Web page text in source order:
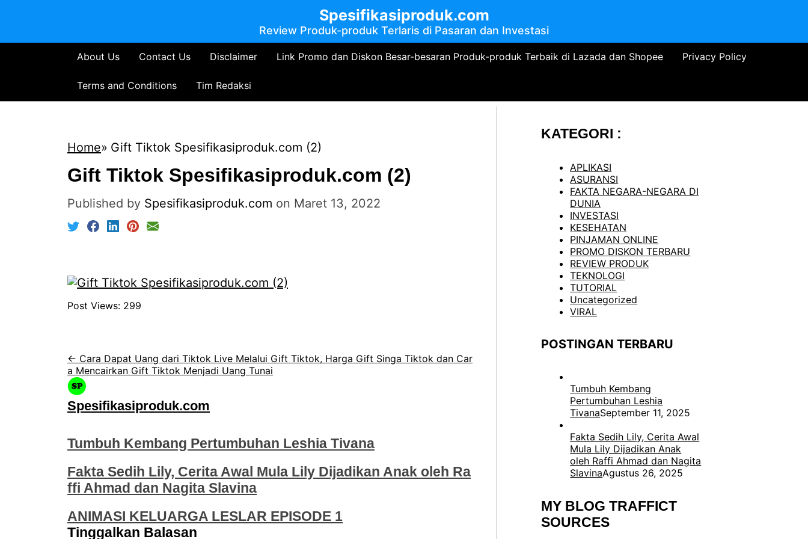
Spesifikasiproduk.com
Review Produk-produk Terlaris di Pasaran dan Investasi
About Us Contact Us Disclaimer Link Promo dan Diskon Besar-besaran Produk-produk Terbaik di Lazada dan Shopee Privacy Policy
Terms and Conditions Tim Redaksi
Home Gift Tiktok Spesifikasiproduk.com (2)
Gift Tiktok Spesifikasiproduk.com (2)
Published by Spesifikasiproduk.com on Maret 13, 2022
Post Views: 299
← Cara Dapat Uang dari Tiktok Live Melalui Gift Tiktok, Harga Gift Singa Tiktok dan Car
a Mencairkan Gift Tiktok Menjadi Uang Tunai
Spesifikasiproduk.com
Tumbuh Kembang Pertumbuhan Leshia Tivana
Fakta Sedih Lily, Cerita Awal Mula Lily Dijadikan Anak oleh Ra
ffi Ahmad dan Nagita Slavina
ANIMASI KELUARGA LESLAR EPISODE 1
Tinggalkan Balasan
KATEGORI :
APLIKASI
ASURANSI
FAKTA NEGARA-NEGARA DI
DUNIA
INVESTASI
KESEHATAN
PINJAMAN ONLINE
PROMO DISKON TERBARU
REVIEW PRODUK
TEKNOLOGI
TUTORIAL
Uncategorized
VIRAL
POSTINGAN TERBARU
Tumbuh Kembang
Pertumbuhan Leshia
TivanaSeptember 11, 2025
Fakta Sedih Lily, Cerita Awal
Mula Lily Dijadikan Anak
oleh Raffi Ahmad dan Nagita
SlavinaAgustus 26, 2025
MY BLOG TRAFFICT
SOURCES